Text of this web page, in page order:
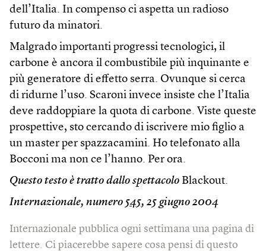
dell’Italia. In compenso ci aspetta un radioso
futuro da minatori.
Malgrado importanti progressi tecnologici, il
carbone è ancora il combustibile più inquinante e
più generatore di effetto serra. Ovunque si cerca
di ridurne l’uso. Scaroni invece insiste che l’Italia
deve raddoppiare la quota di carbone. Viste queste
prospettive, sto cercando di iscrivere mio figlio a
un master per spazzacamini. Ho telefonato alla
Bocconi ma non ce l’hanno. Per ora.
Questo testo è tratto dallo spettacolo Blackout.
Internazionale, numero 545, 25 giugno 2004
Internazionale pubblica ogni settimana una pagina di
lettere. Ci piacerebbe sapere cosa pensi di questo